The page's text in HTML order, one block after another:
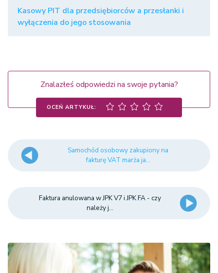
Kasowy PIT dla przedsiębiorców a przesłanki i
wyłączenia do jego stosowania
Znalazłeś odpowiedzi na swoje pytania?
OCEŃ ARTYKUŁ:
Samochód osobowy zakupiony na
fakturę VAT marża ja...
Faktura anulowana w JPK V7 i JPK FA - czy
należy j...